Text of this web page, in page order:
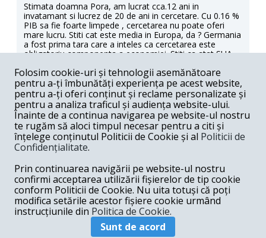
Stimata doamna Pora, am lucrat cca.12 ani in
invatamant si lucrez de 20 de ani in cercetare. Cu 0.16 %
PIB sa fie foarte limpede , cercetarea nu poate oferi
mare lucru. Stiti cat este media in Europa, da ? Germania
a fost prima tara care a inteles ca cercetarea este
obligatoriu componenta a economiei. Stiti ca atat SUA
cercetatorii nemti capturati dupa razboi. Chimia, fizica,
tehnologiile, industria medicamentelor azi, toate se
bizuie pe cercetare. Daca nu se va intelege asta, si peste
alti 50 de ani, vom fi tot acolo unde suntem azi. Iar
invatamantul, in ziua de azi, este un ghiveci. Atat scoala
cat si familia nu stiu ce i se poate oferi elevului ca sa se
realizeze maine poimaine. Ce invatamant diferentiat ? Ce
invatamant vocational ? Ce descoperire si stimulare a
copiilor capabili de performante ? Totul e la gramada. Nu
la standarde ( asta ar mai fi si in grija comunitatii locale,
nu credeti ? ) ...dar poti descoperi copiii capabili, ii poti
aduce in centre de excelenta zonale ca sa pornesti cu ei
indreptarea incompetentei in care ne scaldam ca intr-un
rahat caldut.
Folosim cookie-uri și tehnologii asemănătoare
pentru a-ți îmbunătăți experiența pe acest website,
pentru a-ți oferi conținut și reclame personalizate și
pentru a analiza traficul și audiența website-ului.
Înainte de a continua navigarea pe website-ul nostru
te rugăm să aloci timpul necesar pentru a citi și
înțelege conținutul Politicii de Cookie și al Politicii de
Confidențialitate.
Prin continuarea navigării pe website-ul nostru
confirmi acceptarea utilizării fișierelor de tip cookie
conform Politicii de Cookie. Nu uita totuși că poți
modifica setările acestor fișiere cookie urmând
instrucțiunile din Politica de Cookie.
Sunt de acord